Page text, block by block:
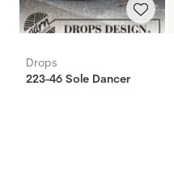
Drops
223-46 Sole Dancer